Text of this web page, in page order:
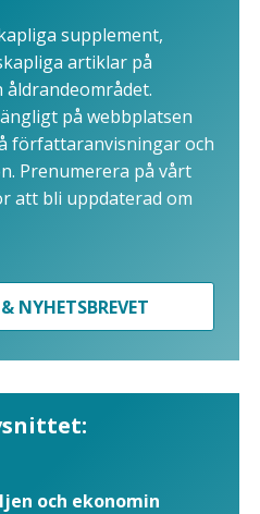
supplement,
artiklar på
åldrandeområdet.
på webbplatsen
författaranvisningar och
Prenumerera på vårt
att bli uppdaterad om
NYHETSBREVET
och ekonomin